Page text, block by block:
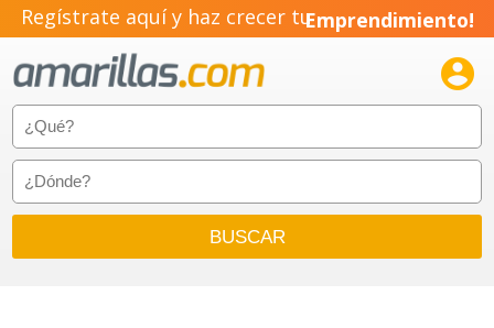
Regístrate aquí y haz crecer tuEmprendimiento!
